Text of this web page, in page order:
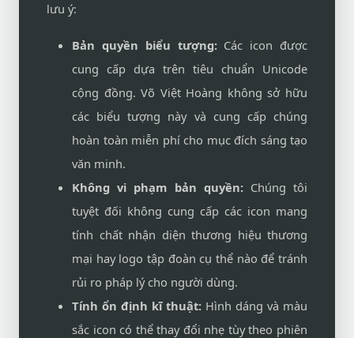
lưu ý:
Bản quyền biểu tượng:Các icon được
cung cấp dựa trên tiêu chuẩn Unicode
cộng đồng. Võ Việt Hoàng không sở hữu
các biểu tượng này và cung cấp chúng
hoàn toàn miễn phí cho mục đích sáng tạo
văn minh.
Không vi phạm bản quyền:Chúng tôi
tuyệt đối không cung cấp các icon mang
tính chất nhận diện thương hiệu thương
mại hay logo tập đoàn cụ thể nào để tránh
rủi ro pháp lý cho người dùng.
Tính ổn định kĩ thuật: Hình dáng và màu
sắc icon có thể thay đổi nhẹ tùy theo phiên